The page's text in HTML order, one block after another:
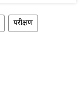
परीक्षण